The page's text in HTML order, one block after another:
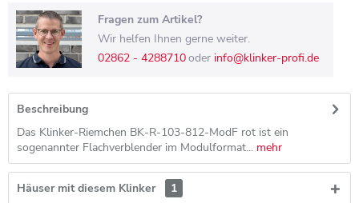
Fragen zum Artikel?
Wir helfen Ihnen gerne weiter.
02862 - 4288710oder info@klinker-profi.de
Beschreibung
Das Klinker-Riemchen BK-R-103-812-ModF rot ist ein
sogenannter Flachverblender im Modulformat... mehr
Häuser mit diesem Klinker 1